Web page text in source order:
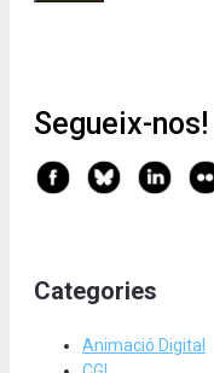
Segueix-nos!
Categories
Animació Digital